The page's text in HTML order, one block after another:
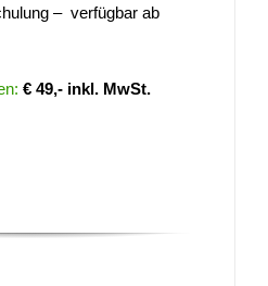
– verfügbar ab
€ 49,- inkl. MwSt.